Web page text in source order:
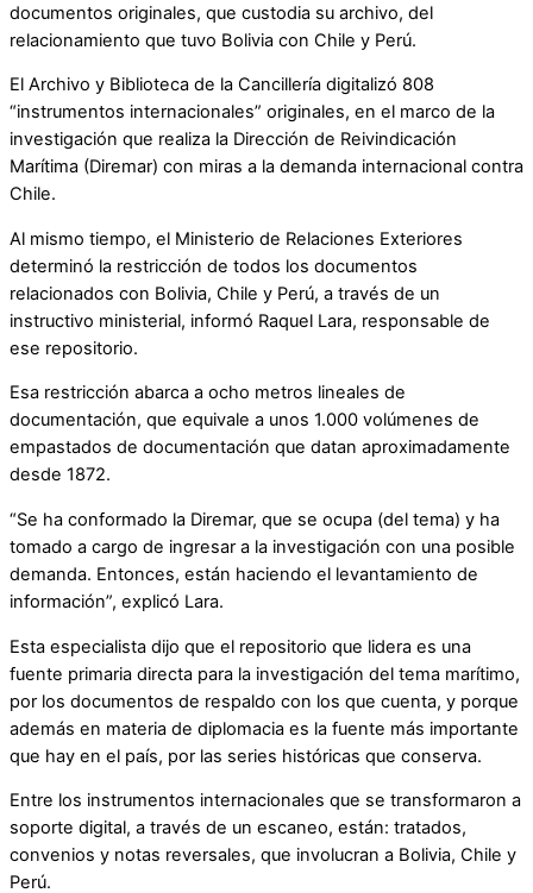
documentos originales, que custodia su archivo, del
relacionamiento que tuvo Bolivia con Chile y Perú.
El Archivo y Biblioteca de la Cancillería digitalizó 808
“instrumentos internacionales” originales, en el marco de la
investigación que realiza la Dirección de Reivindicación
Marítima (Diremar) con miras a la demanda internacional contra
Chile.
Al mismo tiempo, el Ministerio de Relaciones Exteriores
determinó la restricción de todos los documentos
relacionados con Bolivia, Chile y Perú, a través de un
instructivo ministerial, informó Raquel Lara, responsable de
ese repositorio.
Esa restricción abarca a ocho metros lineales de
documentación, que equivale a unos 1.000 volúmenes de
empastados de documentación que datan aproximadamente
desde 1872.
“Se ha conformado la Diremar, que se ocupa (del tema) y ha
tomado a cargo de ingresar a la investigación con una posible
demanda. Entonces, están haciendo el levantamiento de
información”, explicó Lara.
Esta especialista dijo que el repositorio que lidera es una
fuente primaria directa para la investigación del tema marítimo,
por los documentos de respaldo con los que cuenta, y porque
además en materia de diplomacia es la fuente más importante
que hay en el país, por las series históricas que conserva.
Entre los instrumentos internacionales que se transformaron a
soporte digital, a través de un escaneo, están: tratados,
convenios y notas reversales, que involucran a Bolivia, Chile y
Perú.